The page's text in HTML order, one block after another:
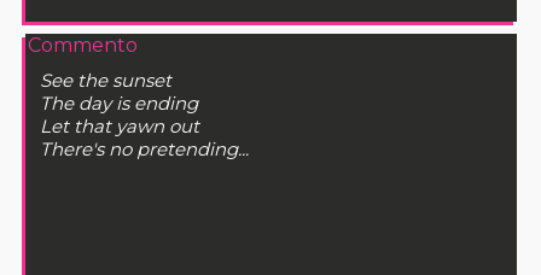
Commento
See the sunset
The day is ending
Let that yawn out
There's no pretending...